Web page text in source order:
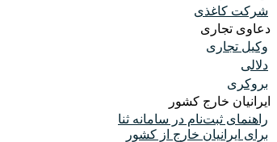
شرکت کاغذی
دعاوی تجاری
وکیل تجاری
دلالی
بروکری
ایرانیان خارج کشور
راهنمای ثبت‌نام در سامانه ثنا
برای ایرانیان خارج از کشور